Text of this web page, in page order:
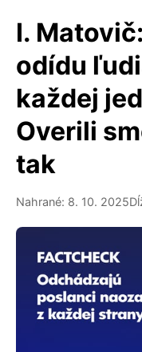
I.
odídu
každej
Overili
tak
Nahrané: 8. 10. 2025